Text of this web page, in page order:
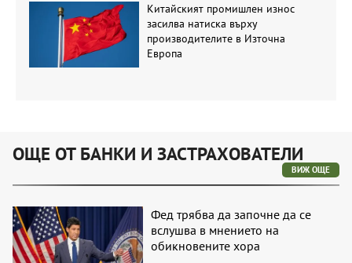
Китайският промишлен износ
засилва натиска върху
производителите в Източна
Европа
ОЩЕ ОТ БАНКИ И ЗАСТРАХОВАТЕЛИ
ВИЖ ОЩЕ
Фед трябва да започне да се
вслушва в мнението на
обикновените хора